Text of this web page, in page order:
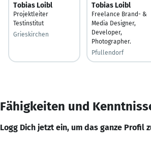
Tobias Loibl
Projektleiter
Testinstitut
Grieskirchen
Tobias Loibl
Freelance Brand- &
Media Designer,
Developer,
Photographer.
Pfullendorf
Fähigkeiten und
Logg Dich jetzt ein, um das ganze Profil